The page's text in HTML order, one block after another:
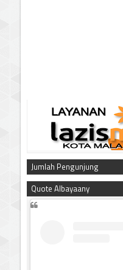
Jumlah Pengunjung
Quote Albayaany